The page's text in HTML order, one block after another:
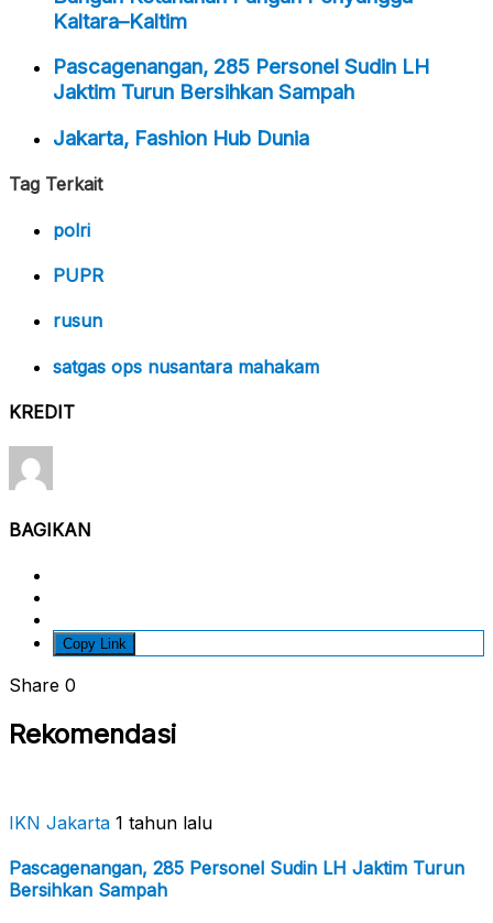
Kaltara–Kaltim
Pascagenangan, 285 Personel Sudin LH
Jaktim Turun Bersihkan Sampah
Jakarta, Fashion Hub Dunia
Tag Terkait
polri
PUPR
rusun
satgas ops nusantara mahakam
KREDIT
BAGIKAN
Copy Link
Share 0
Rekomendasi
IKN Jakarta 1 tahun lalu
Pascagenangan, 285 Personel Sudin LH Jaktim Turun
Bersihkan Sampah